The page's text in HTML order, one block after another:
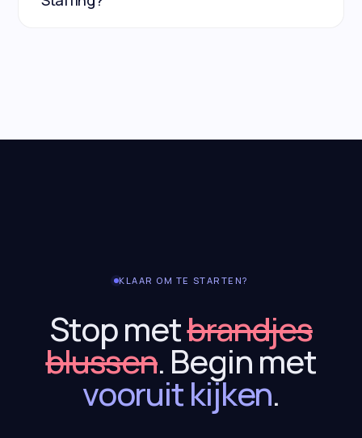
KLAAR OM TE STARTEN?
Stop metbrandjes
blussen. Begin met
vooruit kijken.